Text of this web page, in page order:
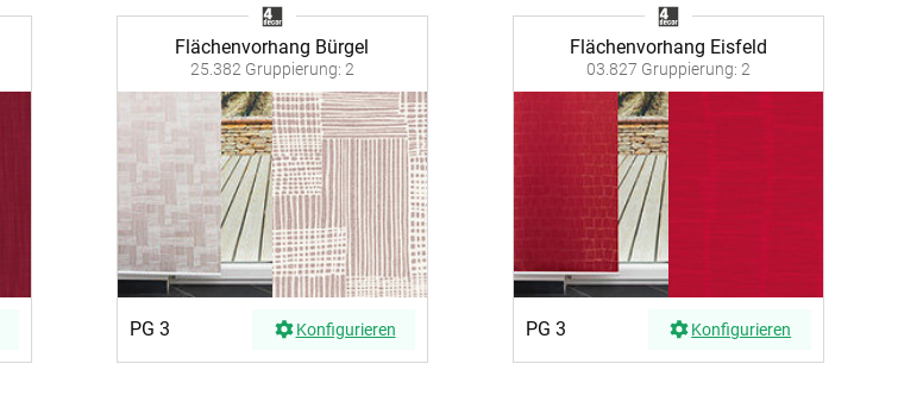
Flächenvorhang Bürgel
25.382 Gruppierung: 2
PG 3 Konfigurieren
Flächenvorhang Eisfeld
03.827 Gruppierung: 2
PG 3 Konfigurieren